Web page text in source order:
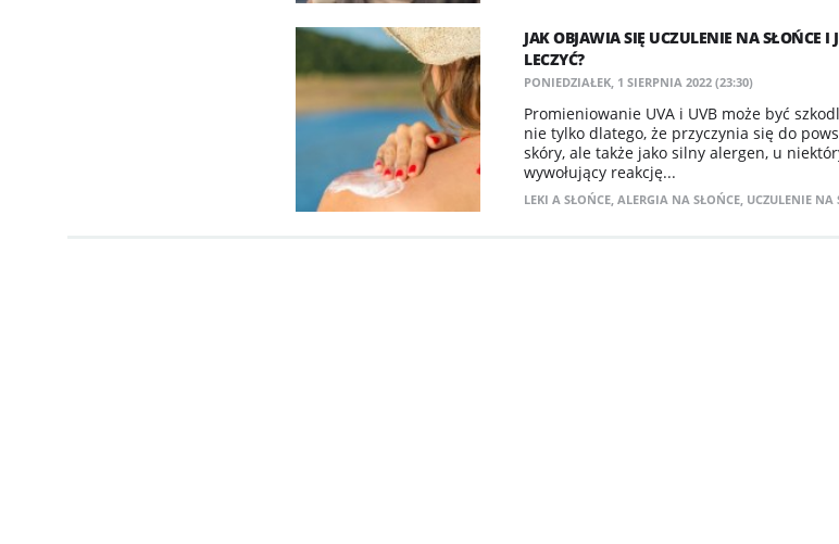
JAK OBJAWIA SIĘ UCZULENIE NA SŁOŃCE I
LECZYĆ?
PONIEDZIAŁEK, 1 SIERPNIA 2022 (23:30)
Promieniowanie UVA i UVB może być
nie tylko dlatego, że przyczynia się do
skóry, ale także jako silny alergen, u
wywołujący reakcję...
LEKI A SŁOŃCE, ALERGIA NA SŁOŃCE, UCZULENIE NA